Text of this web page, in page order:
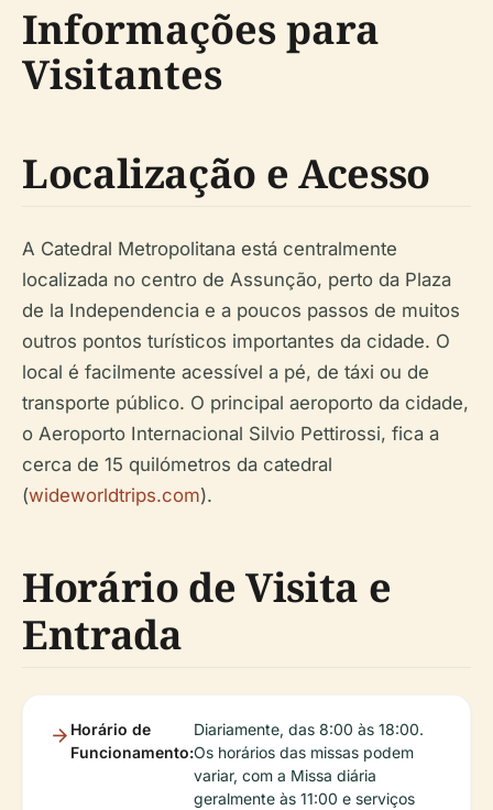
Informações para
Visitantes
Localização e Acesso
A Catedral Metropolitana está centralmente
localizada no centro de Assunção, perto da Plaza
de la Independencia e a poucos passos de muitos
outros pontos turísticos importantes da cidade. O
local é facilmente acessível a pé, de táxi ou de
transporte público. O principal aeroporto da cidade,
o Aeroporto Internacional Silvio Pettirossi, fica a
cerca de 15 quilómetros da catedral
(wideworldtrips.com).
Horário de Visita e
Entrada
Horário de
Funcionamento:
Diariamente, das 8:00 às 18:00.
Os horários das missas podem
variar, com a Missa diária
geralmente às 11:00 e serviços